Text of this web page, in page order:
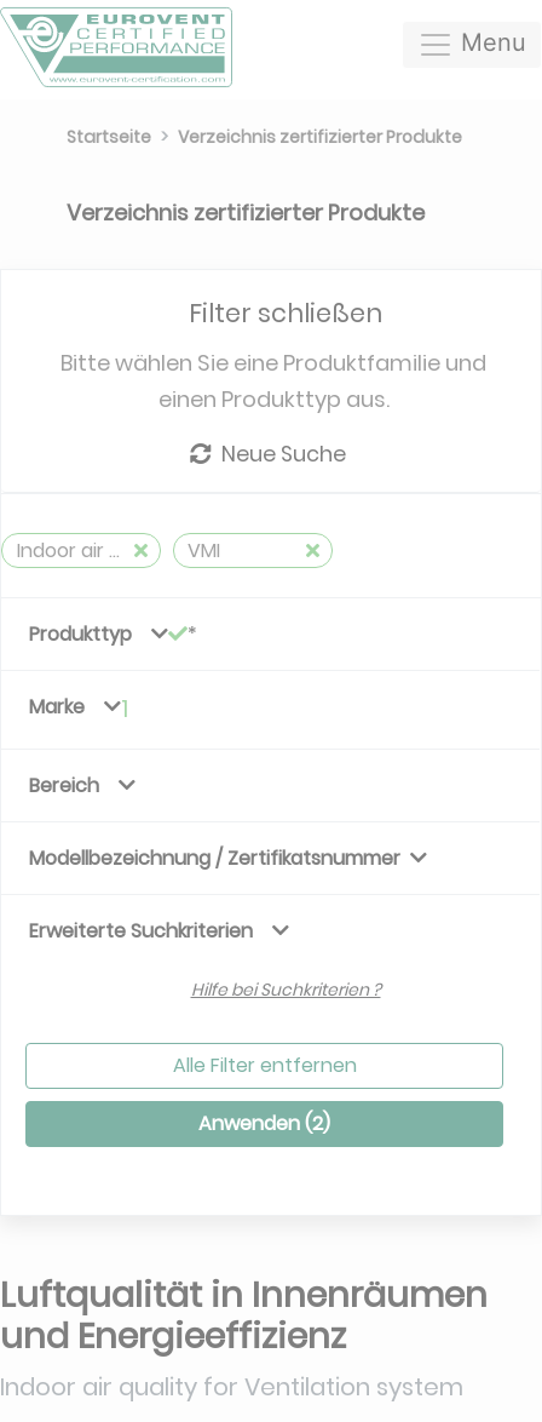
Menu
Startseite Verzeichnis zertifizierter Produkte
Verzeichnis zertifizierter Produkte
Filter schließen
Bitte wählen Sie eine Produktfamilie und
einen Produkttyp aus.
Neue Suche
Indoor air quality for Ventilation system VMI
Produkttyp
Marke 1
Bereich
Modellbezeichnung / Zertifikatsnummer
Erweiterte Suchkriterien
Hilfe bei Suchkriterien ?
Alle Filter entfernen
Anwenden (2)
Luftqualität in Innenräumen
und Energieeffizienz
Indoor air quality for Ventilation system